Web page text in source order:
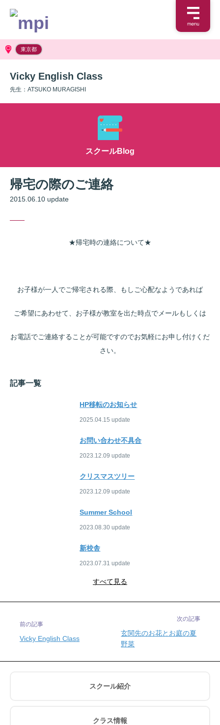
東京都
Vicky English Class
先生：ATSUKO MURAGISHI
スクールBlog
帰宅の際のご連絡
2015.06.10
★帰宅時の連絡について★
お子様が一人でご帰宅される際、もしご心配なようであれば
ご希望にあわせて、お子様が教室を出た時点でメールもしくは
お電話でご連絡することが可能ですのでお気軽にお申し付けくだ
さい。
記事一覧
HP移転のお知らせ
2025.04.15
お問い合わせ不具合
2023.12.09
クリスマスツリー
2023.12.09
Summer School
2023.08.30
新校舎
2023.07.31
すべて見る
前の記事
Vicky English Class
次の記事
玄関先のお花とお庭の夏
野菜
スクール紹介
クラス情報